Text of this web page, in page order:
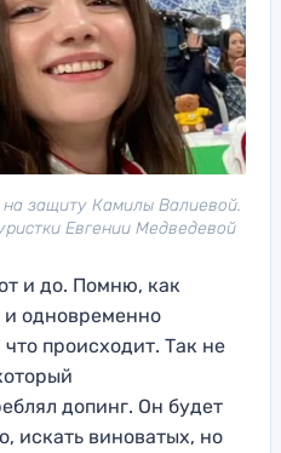
защиту Камилы Валиевой.
Евгении Медведевой
и до. Помню, как
одновременно
происходит. Так не
допинг. Он будет
искать виноватых, но